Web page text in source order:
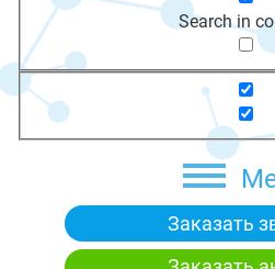
Search in
Заказать